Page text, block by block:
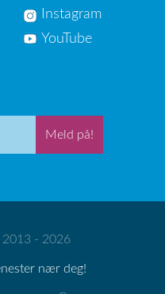
Instagram
YouTube
Meld på!
2013 - 2026
nær deg!